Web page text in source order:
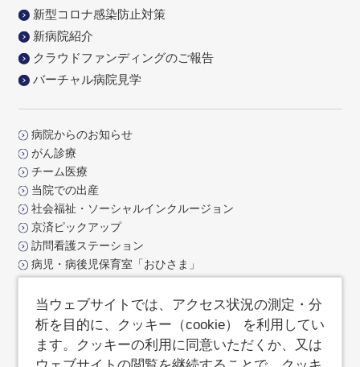
新型コロナ感染防止対策
新病院紹介
クラウドファンディングのご報告
バーチャル病院見学
病院からのお知らせ
がん診療
チーム医療
当院での出産
社会福祉・ソーシャルインクルージョン
京済ピックアップ
訪問看護ステーション
病児・病後児保育室「おひさま」
お問合せ
よくあるご質問
サイトポリシー
サイトマップ
当ウェブサイトでは、アクセス状況の測定・分
析を目的に、クッキー（cookie） を利用してい
ます。クッキーの利用に同意いただくか、又は